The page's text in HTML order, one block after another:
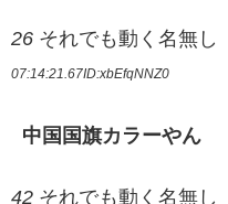
26 それでも動く名無し
07:14:21.67ID:xbEfqNNZ0
中国国旗カラーやん
42 それでも動く名無し